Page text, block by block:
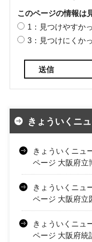
このページの情報は
1：見つけやすか
3：見つけにくか
きょういくニ
きょういくニュ
ページ 大阪府立
きょういくニュ
ページ 大阪府立
きょういくニュ
ページ 大阪府統